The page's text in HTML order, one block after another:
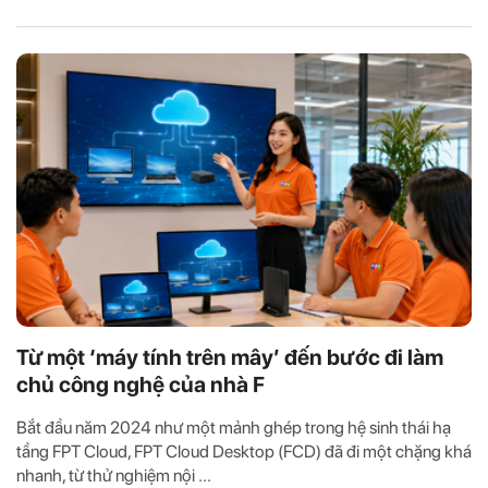
Từ một ‘máy tính trên mây’ đến bước đi làm
chủ công nghệ của nhà F
Bắt đầu năm 2024 như một mảnh ghép trong hệ sinh thái hạ
tầng FPT Cloud, FPT Cloud Desktop (FCD) đã đi một chặng khá
nhanh, từ thử nghiệm nội ...